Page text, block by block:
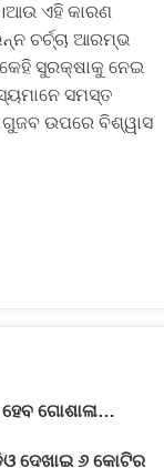
ଏହି କାରଣ
ଚର୍ଚ୍ଚା ଆରମ୍ଭ
ସୁରକ୍ଷାକୁ ନେଇ
ସମସ୍ତ
ଉପରେ ବିଶ୍ୱାସ
ଗୋଶାଳା…
ଦେଖାଇ ୬ କୋଟିର